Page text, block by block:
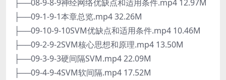
├──08-9-8-9神经网络优缺点和适用条件.mp4 12.97M
├──09-1-9-1本章总览.mp4 32.26M
├──09-10-9-10SVM优缺点和适用条件.mp4 10.46M
├──09-2-9-2SVM核心思想和原理.mp4 13.50M
├──09-3-9-3硬间隔SVM.mp4 22.09M
├──09-4-9-4SVM软间隔.mp4 17.52M